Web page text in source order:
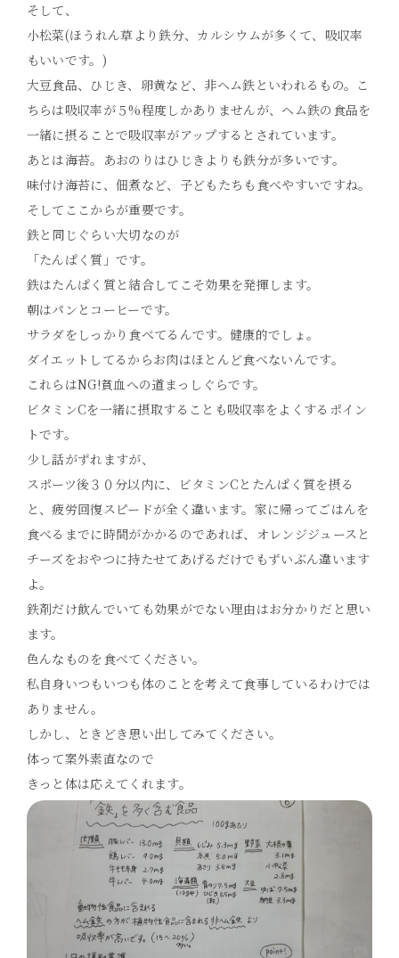
そして、
小松菜(ほうれん草より鉄分、カルシウムが多くて、吸収率
もいいです。)
大豆食品、ひじき、卵黄など、非ヘム鉄といわれるもの。こ
ちらは吸収率が５%程度しかありませんが、ヘム鉄の食品を
一緒に摂ることで吸収率がアップするとされています。
あとは海苔。あおのりはひじきよりも鉄分が多いです。
味付け海苔に、佃煮など、子どもたちも食べやすいですね。
そしてここからが重要です。
鉄と同じぐらい大切なのが
「たんぱく質」です。
鉄はたんぱく質と結合してこそ効果を発揮します。
朝はパンとコーヒーです。
サラダをしっかり食べてるんです。健康的でしょ。
ダイエットしてるからお肉はほとんど食べないんです。
これらはNG!貧血への道まっしぐらです。
ビタミンCを一緒に摂取することも吸収率をよくするポイン
トです。
少し話がずれますが、
スポーツ後３０分以内に、ビタミンCとたんぱく質を摂る
と、疲労回復スピードが全く違います。家に帰ってごはんを
食べるまでに時間がかかるのであれば、オレンジジュースと
チーズをおやつに持たせてあげるだけでもずいぶん違います
よ。
鉄剤だけ飲んでいても効果がでない理由はお分かりだと思い
ます。
色んなものを食べてください。
私自身いつもいつも体のことを考えて食事しているわけでは
ありません。
しかし、ときどき思い出してみてください。
体って案外素直なので
きっと体は応えてくれます。